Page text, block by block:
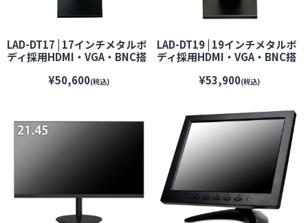
LAD-DT17 | 17インチメタルボ
ディ採用HDMI・VGA・BNC搭
【CEPSA】 【セプサ】【防犯
¥50,600(税込)
LAD-DT19 | 19インチメタルボ
ディ採用HDMI・VGA・BNC搭
【CEPSA】 【セプサ】【防犯
¥53,900(税込)